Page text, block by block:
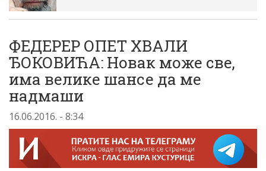
ФЕДЕРЕР ОПЕТ ХВАЛИ
ЂОКОВИЋА: Новак може све,
има велике шансе да ме
надмаши
16.06.2016. - 8:34